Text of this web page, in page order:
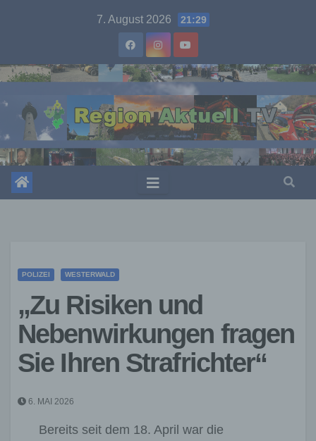
7. August 2026 21:29
POLIZEI WESTERWALD
„Zu Risiken und
Nebenwirkungen fragen
Sie Ihren Strafrichter“
6. MAI 2026
Bereits seit dem 18. April war die